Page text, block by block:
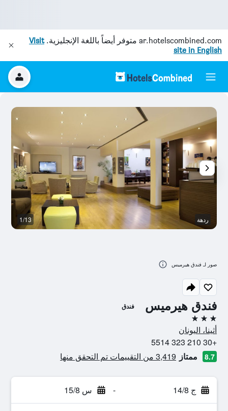
ar.hotelscombined.com متوفر أيضاً باللغة الإنجليزية.Visit
site in English
فندق هيرميس فندق
3 نجوم
أثينا، اليونان
+30 210 323 5514
8.7 ممتاز 3,419 من التقييمات تم التحقق منها
ج 14/8 - س 15/8
ردهة 1/13
صور لـ فندق هيرميس